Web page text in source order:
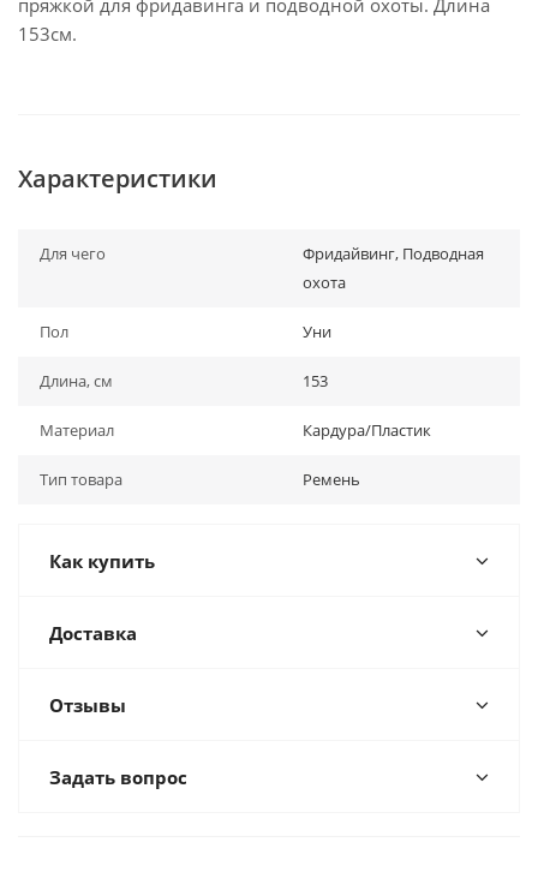
пряжкой для фридавинга и подводной охоты. Длина
153см.
Характеристики
Для чего
Фридайвинг, Подводная
охота
Пол Уни
Длина, см 153
Материал Кардура/Пластик
Тип товара Ремень
Как купить
Доставка
Отзывы
Задать вопрос